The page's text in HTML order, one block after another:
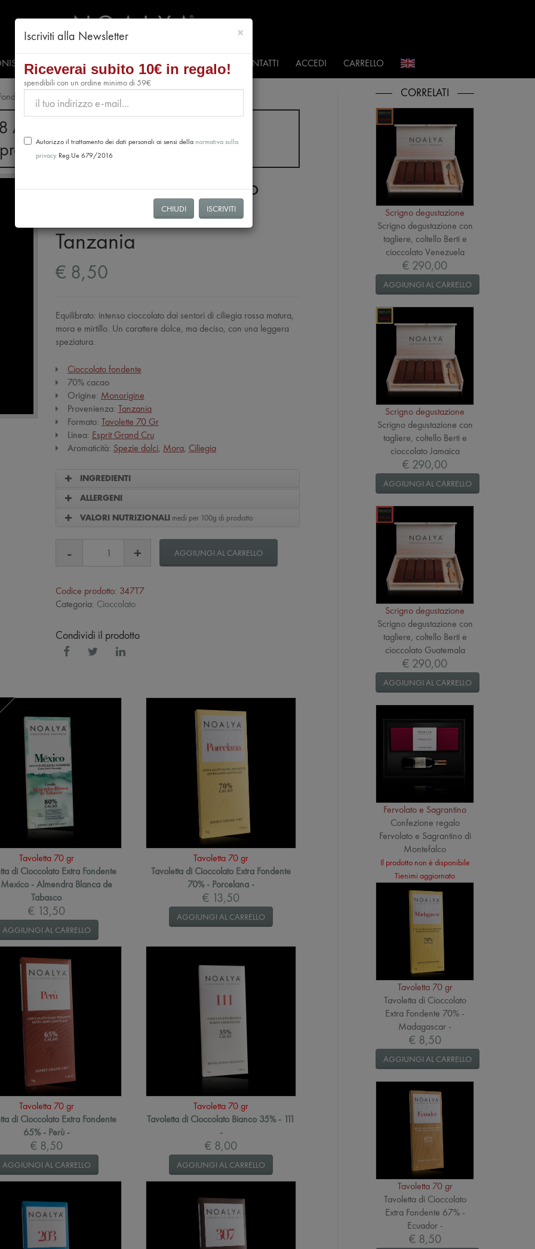
PRESS & EVENTI VIDEO #CLUBNOALYA CONTATTI ACCEDI CARRELLO
70% - Tanzania
non verranno evasi ordini.
dal 31 Agosto.
Tavoletta di Cioccolato
Extra Fondente 70% -
Tanzania
€ 8,50
Equilibrato: intenso cioccolato dai sentori di ciliegia rossa matura,
mora e mirtillo. Un carattere dolce, ma deciso, con una leggera
speziatura.
Cioccolato fondente
70% cacao
Origine: Monorigine
Provenienza: Tanzania
Formato: Tavolette 70 Gr
Linea: Esprit Grand Cru
Aromaticità: Spezie dolci, Mora, Ciliegia
INGREDIENTI
ALLERGENI
VALORI NUTRIZIONALI medi per 100g di prodotto
AGGIUNGI AL CARRELLO
Codice prodotto: 347T7
Categoria: Cioccolato
Condividi il prodotto
Tavoletta 70 gr
di Cioccolato Extra Fondente
- Almendra Blanca de
Tabasco
€ 13,50
AGGIUNGI AL CARRELLO
Tavoletta 70 gr
Tavoletta di Cioccolato Extra Fondente
70% - Porcelana -
€ 13,50
AGGIUNGI AL CARRELLO
Tavoletta 70 gr
di Cioccolato Extra Fondente
65% - Perù -
€ 8,50
AGGIUNGI AL CARRELLO
Tavoletta 70 gr
Tavoletta di Cioccolato Bianco 35% - 111
-
€ 8,00
AGGIUNGI AL CARRELLO
Scrigno degustazione
Scrigno degustazione con
tagliere, coltello Berti e
cioccolato Venezuela
€ 290,00
AGGIUNGI AL CARRELLO
Scrigno degustazione
Scrigno degustazione con
tagliere, coltello Berti e
cioccolato Jamaica
€ 290,00
AGGIUNGI AL CARRELLO
Scrigno degustazione
Scrigno degustazione con
tagliere, coltello Berti e
cioccolato Guatemala
€ 290,00
AGGIUNGI AL CARRELLO
Fervolato e Sagrantino
Confezione regalo
Fervolato e Sagrantino di
Montefalco
Il prodotto non è disponibile
Tienimi aggiornato
Tavoletta 70 gr
Tavoletta di Cioccolato
Extra Fondente 70% -
Madagascar -
€ 8,50
AGGIUNGI AL CARRELLO
Tavoletta 70 gr
Tavoletta di Cioccolato
Extra Fondente 67% -
Ecuador -
€ 8,50
×
Iscriviti alla Newsletter
Riceverai subito 10€ in regalo!
spendibili con un ordine minimo di 59€
Autorizzo il trattamento dei dati personali ai sensi dellanormativa sulla
privacy Reg.Ue 679/2016
CHIUDI ISCRIVITI